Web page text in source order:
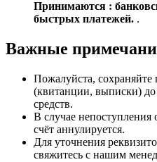
Принимаются :
быстрых платежей. .
Важные
Пожалуйста,
(квитанции, выписки) до
средств.
В случае
счёт аннулируется.
Для уточнения
свяжитесь с нашим